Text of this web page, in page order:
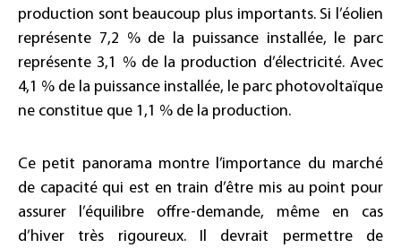
production sont beaucoup plus importants. Si l’éolien
représente 7,2 % de la puissance installée, le parc
représente 3,1 % de la production d’électricité. Avec
4,1 % de la puissance installée, le parc photovoltaïque
ne constitue que 1,1 % de la production.
Ce petit panorama montre l’importance du marché
de capacité qui est en train d’être mis au point pour
assurer l’équilibre offre-demande, même en cas
d’hiver très rigoureux. Il devrait permettre de